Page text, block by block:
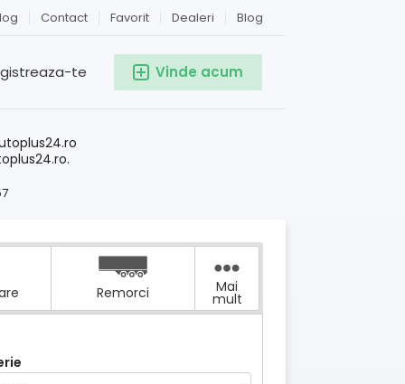
Blog
Dealeri
Favorit
Contact
Vinde acum
te
Remorci Mai
mult